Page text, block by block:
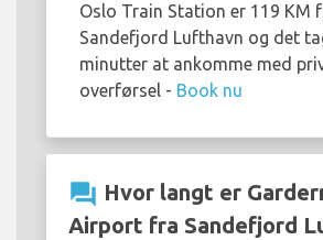
Oslo Train Station er 119 KM
Sandefjord Lufthavn og det
minutter at ankomme med
overførsel - Book nu
question_answer Hvor langt er
Airport fra Sandefjord